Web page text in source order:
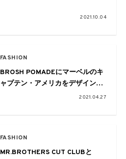
2021.10.04
FASHION
BROSH POMADEにマーベルのキ
ャプテン・アメリカをデザインし
たファン驚嘆の別注ポマード2021.04.27
FASHION
MR.BROTHERS CUT CLUBと